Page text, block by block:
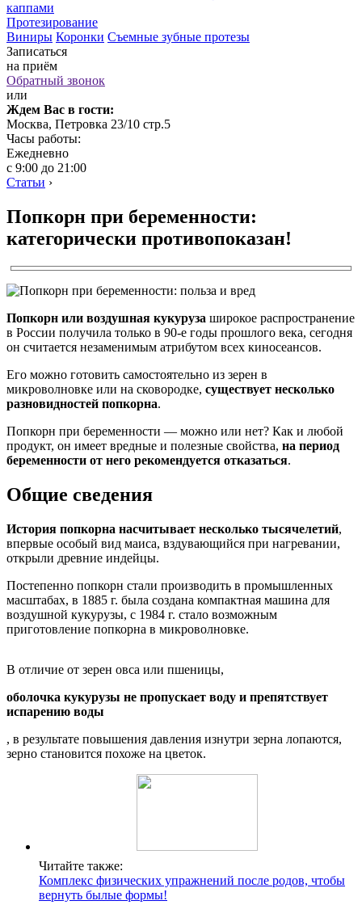
каппами
Протезирование
Виниры Коронки Съемные зубные протезы
Записаться
на приём
Обратный звонок
или
Ждем Вас в гости:
Москва, Петровка 23/10 стр.5
Часы работы:
Ежедневно
с 9:00 до 21:00
Статьи ›
Попкорн при беременности:
категорически противопоказан!
Попкорн или воздушная кукуруза широкое распространение
в России получила только в 90-е годы прошлого века, сегодня
он считается незаменимым атрибутом всех киносеансов.
Его можно готовить самостоятельно из зерен в
микроволновке или на сковородке, существует несколько
разновидностей попкорна.
Попкорн при беременности — можно или нет? Как и любой
продукт, он имеет вредные и полезные свойства, на период
беременности от него рекомендуется отказаться.
Общие сведения
История попкорна насчитывает несколько тысячелетий,
впервые особый вид маиса, вздувающийся при нагревании,
открыли древние индейцы.
Постепенно попкорн стали производить в промышленных
масштабах, в 1885 г. была создана компактная машина для
воздушной кукурузы, с 1984 г. стало возможным
приготовление попкорна в микроволновке.
В отличие от зерен овса или пшеницы,
оболочка кукурузы не пропускает воду и препятствует
испарению воды
, в результате повышения давления изнутри зерна лопаются,
зерно становится похоже на цветок.
Читайте также:
Комплекс физических упражнений после родов, чтобы
вернуть былые формы!